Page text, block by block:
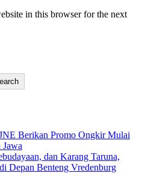
in this browser for the next
Berikan Promo Ongkir Mulai
Jawa
dan Karang Taruna,
Depan Benteng Vredenburg